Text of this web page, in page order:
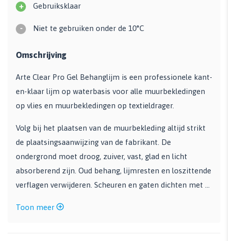
+ Gebruiksklaar
- Niet te gebruiken onder de 10°C
Omschrijving
Arte Clear Pro Gel Behanglijm is een professionele kant-
en-klaar lijm op waterbasis voor alle muurbekledingen
op vlies en muurbekledingen op textieldrager.
Volg bij het plaatsen van de muurbekleding altijd strikt
de plaatsingsaanwijzing van de fabrikant. De
ondergrond moet droog, zuiver, vast, glad en licht
absorberend zijn. Oud behang, lijmresten en loszittende
verflagen verwijderen. Scheuren en gaten dichten met ...
Toon meer